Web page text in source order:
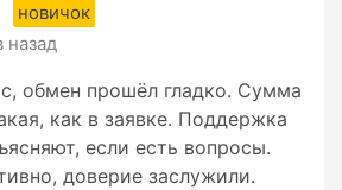
новичок
назад
обмен прошёл гладко. Сумма
как в заявке. Поддержка
если есть вопросы.
доверие заслужили.